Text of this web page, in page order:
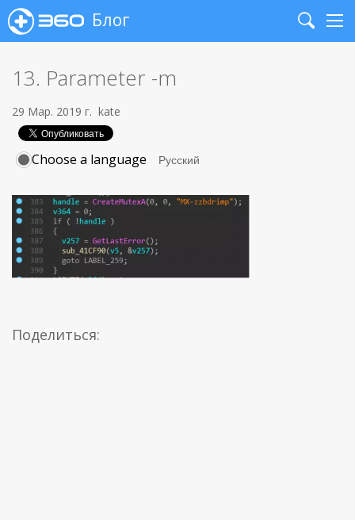
Блог
Search
13. Parameter -m
29 Мар. 2019 г. kate
Choose a language
Поделиться: